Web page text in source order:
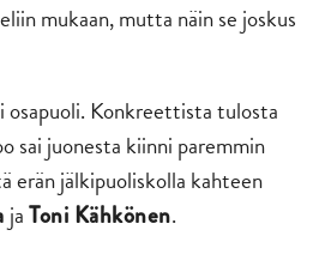
mukaan, mutta näin se joskus
Konkreettista tulosta
sai juonesta kiinni paremmin
erän jälkipuoliskolla kahteen
jaToni Kähkönen.